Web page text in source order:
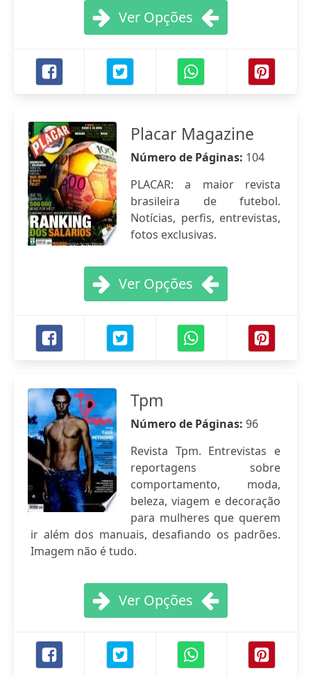
Ver Opções
Placar Magazine
Número de Páginas: 104
PLACAR: a maior revista
brasileira de futebol.
Notícias, perfis, entrevistas,
fotos exclusivas.
Ver Opções
Tpm
Número de Páginas: 96
Revista Tpm. Entrevistas e
reportagens sobre
comportamento, moda,
beleza, viagem e decoração
para mulheres que querem
ir além dos manuais, desafiando os padrões.
Imagem não é tudo.
Ver Opções